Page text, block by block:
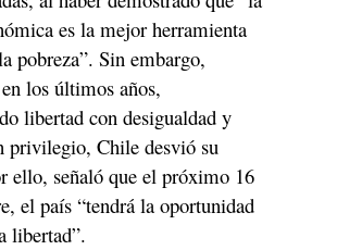
es la mejor herramienta
pobreza”. Sin embargo,
los últimos años,
libertad con desigualdad y
privilegio, Chile desvió su
ello, señaló que el próximo 16
el país “tendrá la oportunidad
libertad”.